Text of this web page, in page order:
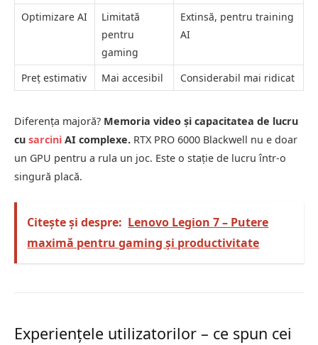
Optimizare AI
Limitată
pentru
gaming
Extinsă, pentru training
AI
Preț estimativ Mai accesibil Considerabil mai ridicat
Diferența majoră? Memoria video și capacitatea de lucru
cu sarcini AI complexe. RTX PRO 6000 Blackwell nu e doar
un GPU pentru a rula un joc. Este o stație de lucru într-o
singură placă.
Citește și despre: Lenovo Legion 7 – Putere
maximă pentru gaming și productivitate
Experiențele utilizatorilor – ce spun cei